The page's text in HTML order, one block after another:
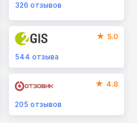
326отзывов
5.0
544отзыва
4.8
205отзывов